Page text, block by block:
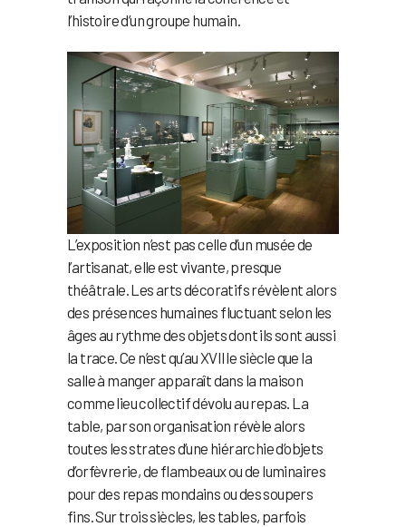
l’histoire d’un groupe humain.
L’exposition n’est pas celle d’un musée de
l’artisanat, elle est vivante, presque
théâtrale. Les arts décoratifs révèlent alors
des présences humaines fluctuant selon les
âges au rythme des objets dont ils sont aussi
la trace. Ce n’est qu’au XVIIIe siècle que la
salle à manger apparaît dans la maison
comme lieu collectif dévolu au repas. La
table, par son organisation révèle alors
toutes les strates d’une hiérarchie d’objets
d’orfèvrerie, de flambeaux ou de luminaires
pour des repas mondains ou des soupers
fins. Sur trois siècles, les tables, parfois